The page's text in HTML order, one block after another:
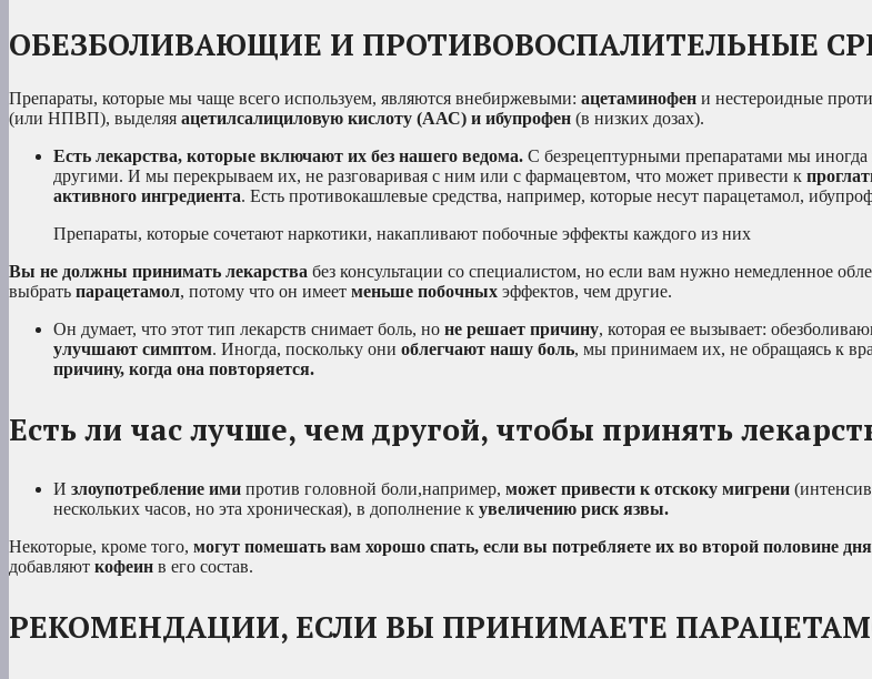
ОБЕЗБОЛИВАЮЩИЕ И ПРОТИВОВОСПАЛИТЕЛЬНЫЕ
Препараты, которые мы чаще всего используем, являются внебиржевыми: ацетаминофен и нестероидные
(или НПВП), выделяя ацетилсалициловую кислоту (ААС) и ибупрофен (в низких дозах).
Есть лекарства, которые включают их без нашего ведома. С безрецептурными препаратами мы иногда
другими. И мы перекрываем их, не разговаривая с ним или с фармацевтом, что может привести к
активного ингредиента. Есть противокашлевые средства, например, которые несут парацетамол,
Препараты, которые сочетают наркотики, накапливают побочные эффекты каждого из них
Вы не должны принимать лекарства без консультации со специалистом, но если вам нужно немедленное
выбрать парацетамол, потому что он имеет меньше побочных эффектов, чем другие.
Он думает, что этот тип лекарств снимает боль, но не решает причину, которая ее вызывает:
улучшают симптом. Иногда, поскольку они облегчают нашу боль, мы принимаем их, не обращаясь к
причину, когда она повторяется.
Есть ли час лучше, чем другой, чтобы принять
И злоупотребление ими против головной боли,например, может привести к отскоку мигрени
нескольких часов, но эта хроническая), в дополнение к увеличению риск язвы.
Некоторые, кроме того, могут помешать вам хорошо спать, если вы потребляете их во второй половине
добавляют кофеин в его состав.
РЕКОМЕНДАЦИИ, ЕСЛИ ВЫ ПРИНИМАЕТЕ